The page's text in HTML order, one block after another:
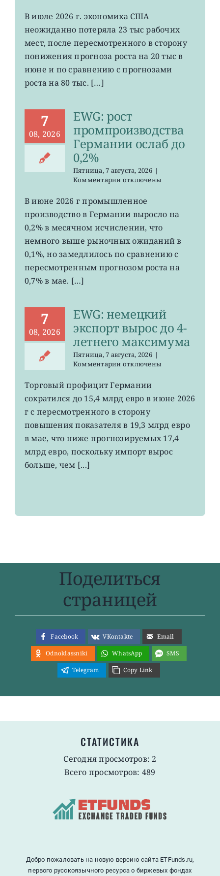
VOO:
рабочих
мест
США
неожиданно
В июле 2026 г. экономика США
неожиданно потеряла 23 тыс рабочих
мест, после пересмотренного в сторону
понижения прогноза роста на 20 тыс в
июне и по сравнению с прогнозами
роста на 80 тыс. […]
7
08, 2026
EWG: рост
промпроизводства
Германии ослаб до
0,2%
Пятница, 7 августа, 2026 |
Комментариик
EWG:
рост
промпроизводства
Германии
до
0,2%
отключены
В июне 2026 г промышленное
производство в Германии выросло на
0,2% в месячном исчислении, что
немного выше рыночных ожиданий в
0,1%, но замедлилось по сравнению с
пересмотренным прогнозом роста на
0,7% в мае. […]
7
08, 2026
EWG: немецкий
экспорт вырос до 4-
летнего максимума
Пятница, 7 августа, 2026 |
Комментариик
EWG:
немецкий
экспорт
вырос
4-
летнего
отключены
Торговый профицит Германии
сократился до 15,4 млрд евро в июне 2026
г с пересмотренного в сторону
повышения показателя в 19,3 млрд евро
в мае, что ниже прогнозируемых 17,4
млрд евро, поскольку импорт вырос
больше, чем [...]
Поделиться
страницей
Facebook VKontakte
Email
Odnoklassniki
WhatsApp
SMS
Telegram
Copy Link
СТАТИСТИКА
Сегодня просмотров: 2
Всего просмотров: 489
Добро пожаловать на новую версию сайта ETFunds.ru,
первого русскоязычного ресурса о биржевых фондах